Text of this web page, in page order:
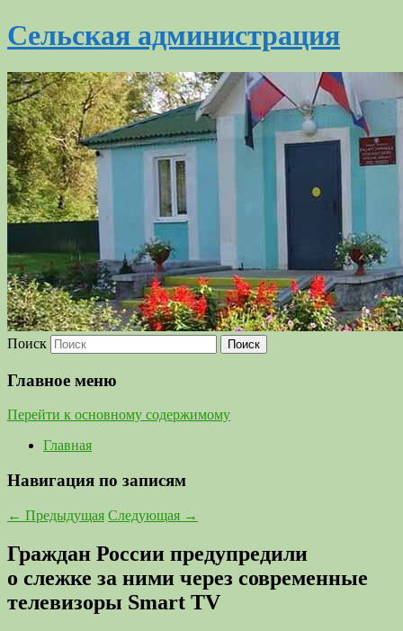
Сельская администрация
Поиск
Главное меню
Перейти к основному содержимому
Главная
Навигация по записям
← Предыдущая Следующая →
Граждан России предупредили
о слежке за ними через современные
телевизоры Smart TV